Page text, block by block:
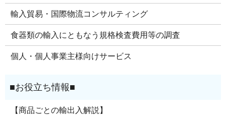
輸入貿易・国際物流コンサルティング
食器類の輸入にともなう規格検査費用等の調査
個人・個人事業主様向けサービス
【商品ごとの輸出入解説】